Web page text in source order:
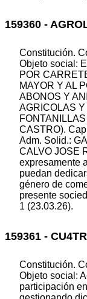
159360 -
Constitución.
Objeto social:
POR
MAYOR Y AL
ABONOS Y
AGRICOLAS
CASTRO).
Adm. Solid.:
CALVO JOSE
expresamente
puedan
género de
presente
1 (23.03.26).
159361 -
Constitución.
Objeto social:
participación